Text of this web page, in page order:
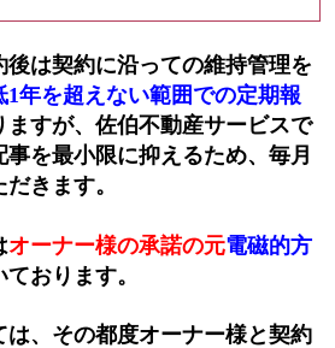
は契約に沿っての維持管理を
1年を超えない範囲での定期報
ますが、佐伯不動産サービスで
を最小限に抑えるため、毎月
きます。
オーナー様の承諾の元電磁的方
おります。
、その都度オーナー様と契約